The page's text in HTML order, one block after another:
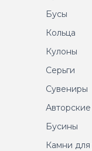
Бусы
Кольца
Кулоны
Серьги
Сувениры
Авторские
Бусины
Камни